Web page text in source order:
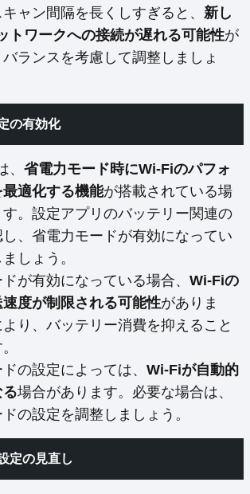
ャン間隔を長くしすぎると、 新し
トワークへの接続が遅れる可能性が
ランスを考慮して調整しましょ
の有効化
、 省電力モード時にWi-Fiのパフォ
適化する機能が搭載されている場
。設定アプリのバッテリー関連の
、省電力モードが有効になってい
しょう。
が有効になっている場合、 Wi-Fiの
度が制限される可能性がありま
り、バッテリー消費を抑えること
の設定によっては、 Wi-Fiが自動的
場合があります。必要な場合は、
の設定を調整しましょう。
定の見直し